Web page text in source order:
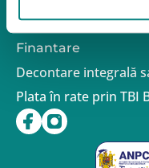
Finantare
Decontare integrală
Plata în rate prin TBI